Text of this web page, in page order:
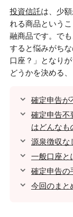
投資信託は、少
れる商品という
融商品です。で
すると悩みがち
口座？」となり
どうかを決める
確定申告が
確定申告不
はどんなも
源泉徴収な
一般口座と
確定申告の
今回のまと